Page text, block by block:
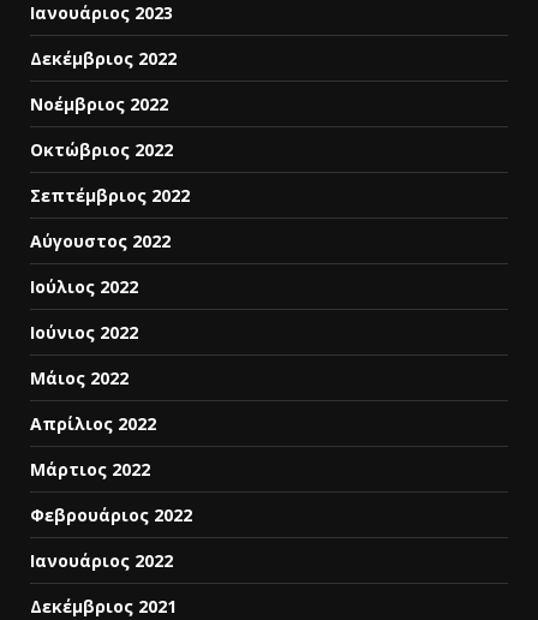
Ιανουάριος 2023
Δεκέμβριος 2022
Νοέμβριος 2022
Οκτώβριος 2022
Σεπτέμβριος 2022
Αύγουστος 2022
Ιούλιος 2022
Ιούνιος 2022
Μάιος 2022
Απρίλιος 2022
Μάρτιος 2022
Φεβρουάριος 2022
Ιανουάριος 2022
Δεκέμβριος 2021